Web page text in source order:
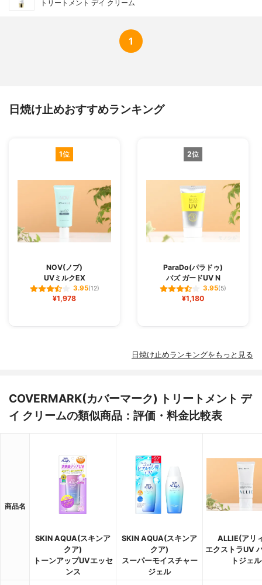
トリートメント デイ クリーム
1
日焼け止めおすすめランキング
1位
NOV(ノブ)
UVミルクEX
3.95(12)
¥1,978
2位
ParaDo(パラドゥ)
バズ ガードUV N
3.95(5)
¥1,180
日焼け止めランキングをもっと見る
COVERMARK(カバーマーク) トリートメント デ
イ クリームの類似商品：評価・料金比較表
商品名
SKIN AQUA(スキンア
クア)
トーンアップUVエッセ
ンス
SKIN AQUA(スキンア
クア)
スーパーモイスチャー
ジェル
ALLIE(アリ
エクストラUV
トジェル